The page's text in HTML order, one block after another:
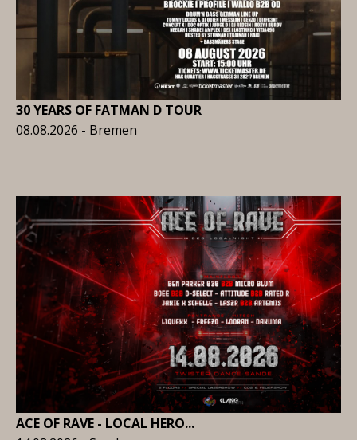
30 YEARS OF FATMAN D TOUR
08.08.2026 - Bremen
ACE OF RAVE - LOCAL HERO...